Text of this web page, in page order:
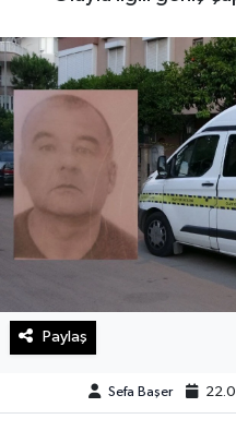
Paylaş
Sefa Başer
Kültür Sanat
Magazin
Manşet Altı
Manşetler
Resmi İlan
Sağlık
Spor